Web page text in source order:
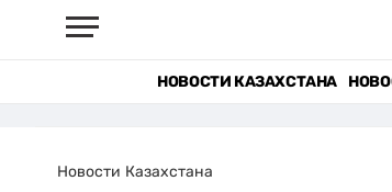
НОВОСТИ КАЗАХСТАНА
Новости Казахстана